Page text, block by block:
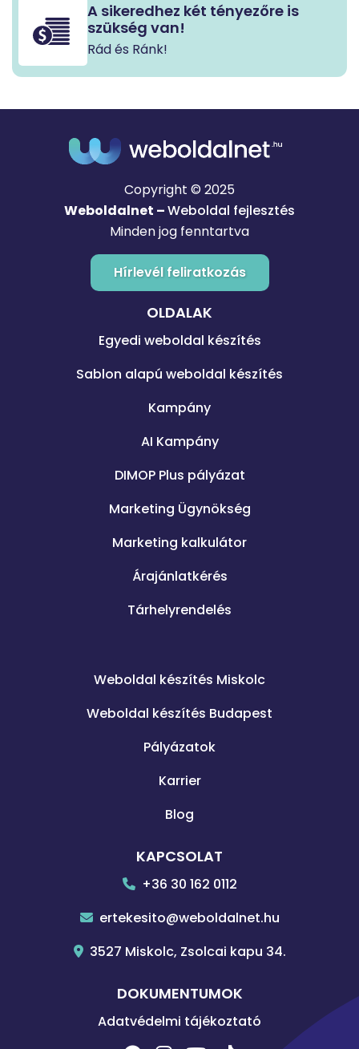
A sikeredhez két tényezőre is
szükség van!
Rád és Ránk!
Copyright © 2025
Weboldalnet –Weboldal fejlesztés
Minden jog fenntartva
Hírlevél feliratkozás
OLDALAK
Egyedi weboldal készítés
Sablon alapú weboldal készítés
Kampány
AI Kampány
DIMOP Plus pályázat
Marketing Ügynökség
Marketing kalkulátor
Árajánlatkérés
Tárhelyrendelés
Weboldal készítés Miskolc
Weboldal készítés Budapest
Pályázatok
Karrier
Blog
KAPCSOLAT
+36 30 162 0112
ertekesito@weboldalnet.hu
3527 Miskolc, Zsolcai kapu 34.
DOKUMENTUMOK
Adatvédelmi tájékoztató